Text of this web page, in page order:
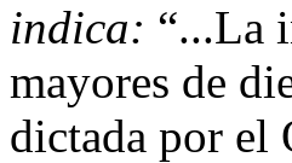
indica: “...La
mayores de
dictada por